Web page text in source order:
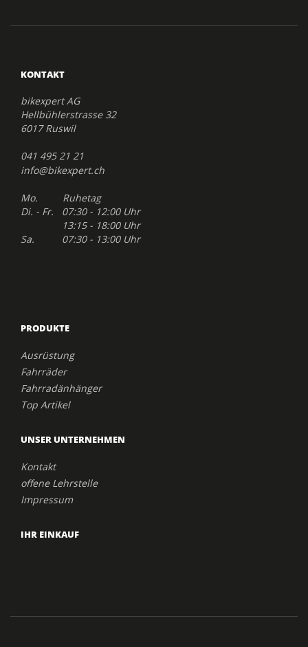
KONTAKT
bikexpert AG
Hellbühlerstrasse 32
6017 Ruswil
041 495 21 21
info@bikexpert.ch
Mo. Ruhetag
Di. - Fr. 07:30 - 12:00 Uhr
13:15 - 18:00 Uhr
Sa. 07:30 - 13:00 Uhr
PRODUKTE
Ausrüstung
Fahrräder
Fahrradänhänger
Top Artikel
UNSER UNTERNEHMEN
Kontakt
offene Lehrstelle
Impressum
IHR EINKAUF